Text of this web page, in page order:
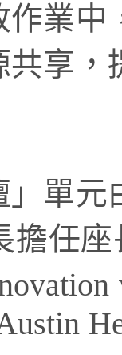
業
享
」單
任座